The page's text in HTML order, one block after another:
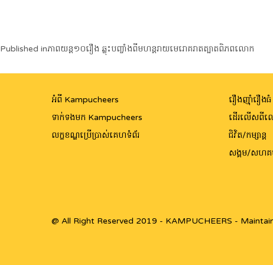
Post
navigation
Published inភាពយន្ត១០រឿង ឆ្លុះបញ្ចាំងពីមហន្តរាយមេរោគរាតត្បាតពិភពលោក
អំពី Kampucheers
ទាក់ទងមក Kampucheers
លក្ខខណ្ឌប្រើប្រាស់គេហទំព័រ
រឿងញ៉ាំរឿងធំ
ដើរលើសពីល
ជិវិត/កម្សាន្ត
សង្គម/សហគ
@ All Right Reserved 2019 - KAMPUCHEERS -